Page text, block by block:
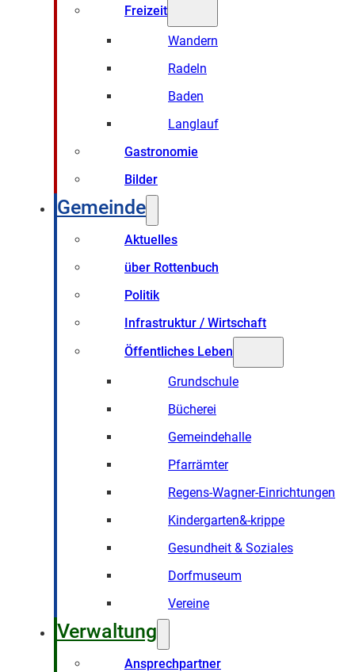
Freizeit
Wandern
Radeln
Baden
Langlauf
Gastronomie
Bilder
Gemeinde
Aktuelles
über Rottenbuch
Politik
Infrastruktur / Wirtschaft
Öffentliches Leben
Grundschule
Bücherei
Gemeindehalle
Pfarrämter
Regens-Wagner-Einrichtungen
Kindergarten&-krippe
Gesundheit & Soziales
Dorfmuseum
Vereine
Verwaltung
Ansprechpartner